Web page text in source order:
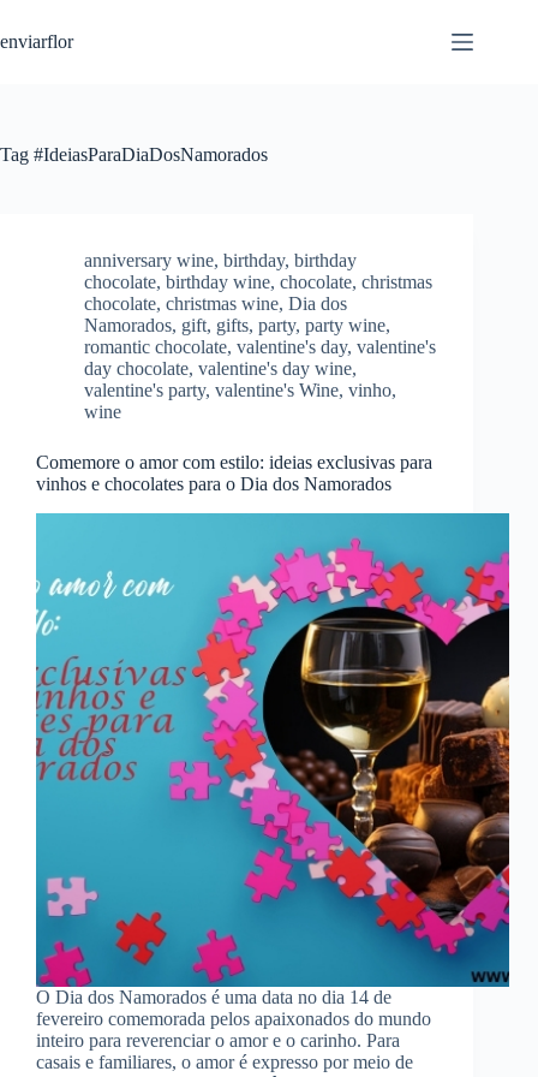
k
c
enviarflor
Tag #IdeiasParaDiaDosNamorados
anniversary wine, birthday, birthday
chocolate, birthday wine, chocolate, christmas
chocolate, christmas wine, Dia dos
Namorados, gift, gifts, party, party wine,
romantic chocolate, valentine's day, valentine's
day chocolate, valentine's day wine,
valentine's party, valentine's Wine, vinho,
wine
Comemore o amor com estilo: ideias exclusivas para
vinhos e chocolates para o Dia dos Namorados
O Dia dos Namorados é uma data no dia 14 de
fevereiro comemorada pelos apaixonados do mundo
inteiro para reverenciar o amor e o carinho. Para
casais e familiares, o amor é expresso por meio de